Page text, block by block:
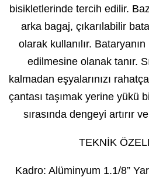
bisikletlerinde tercih edilir.
arka bagaj, çıkarılabilir
olarak kullanılır. Bataryanın
edilmesine olanak tanır.
kalmadan eşyalarınızı
çantası taşımak yerine yükü
sırasında dengeyi artırır
TEKNİK
Kadro: Alüminyum 1.1/8”